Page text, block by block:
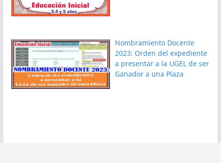
Nombramiento Docente
2023: Orden del expediente
a presentar a la UGEL de ser
Ganador a una Plaza